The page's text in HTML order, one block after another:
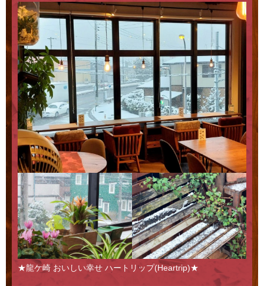
★龍ケ崎 おいしい幸せ ハートリップ(Heartrip)★